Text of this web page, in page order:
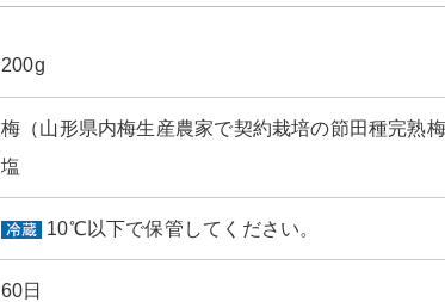
200g
梅（山形県内梅生産農家で契約栽培の節田種完熟
塩
10℃以下で保管してください。
60日